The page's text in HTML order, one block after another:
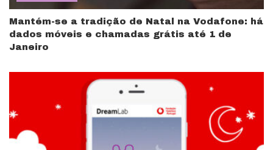
Mantém-se a tradição de Natal na Vodafone: há
dados móveis e chamadas grátis até 1 de
Janeiro